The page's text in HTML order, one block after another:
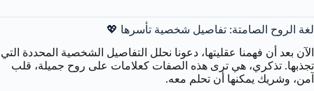
لغة الروح الصامتة: تفاصيل شخصية تأسرها 💖
الآن بعد أن فهمنا عقليتها، دعونا نحلل التفاصيل الشخصية المحددة التي
تجذبها. تذكري، هي ترى هذه الصفات كعلامات على روح جميلة، قلب
آمن، وشريك يمكنها أن تحلم معه.